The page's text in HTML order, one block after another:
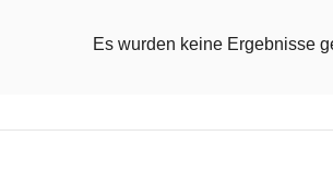
Es wurden keine Ergebnisse